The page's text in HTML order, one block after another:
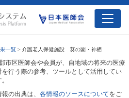
一覧 > 介護老人保健施設 葵の園・神栖
市区医師会や会員が、自地域の将来の医療
行う際の参考、ツールとして活用してい
報の出典は、各情報のソースについてをご